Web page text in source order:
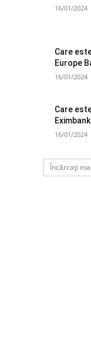
16/01/2024
Care
Europe
16/01/2024
Care
16/01/2024
Încărcați